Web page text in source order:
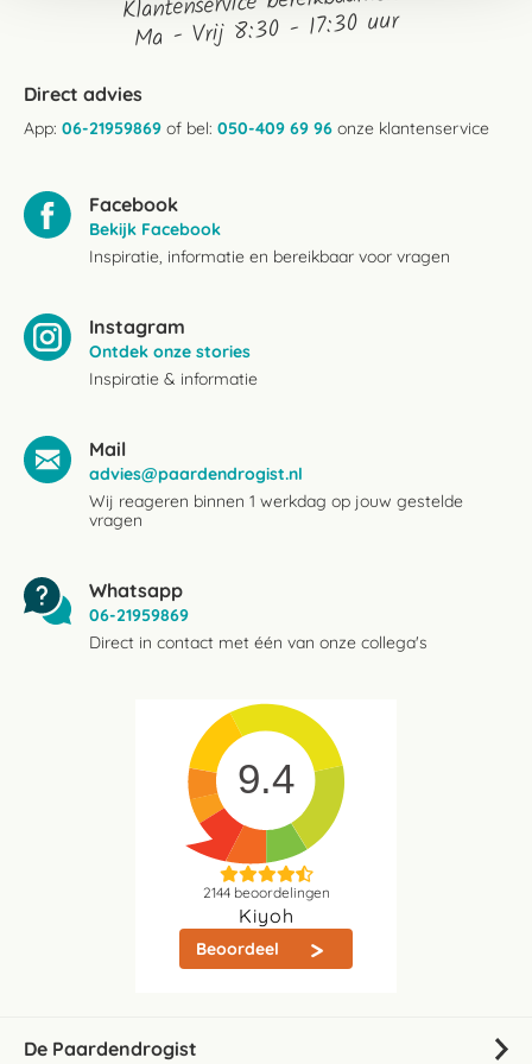
Ma - Vrij 8:30 - 17:30 uur
Direct advies
App: 06-21959869 of bel: 050-409 69 96 onze klantenservice
Facebook
Bekijk Facebook
Inspiratie, informatie en bereikbaar voor vragen
Instagram
Ontdek onze stories
Inspiratie & informatie
Mail
advies@paardendrogist.nl
Wij reageren binnen 1 werkdag op jouw gestelde
vragen
Whatsapp
06-21959869
Direct in contact met één van onze collega's
9.4
2144beoordelingen
Kiyoh
Beoordeel
De Paardendrogist